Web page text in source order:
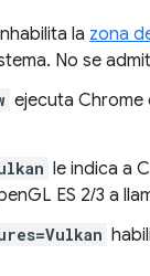
la zona
No se
ejecuta Chrome
le indica a
ES 2/3 a